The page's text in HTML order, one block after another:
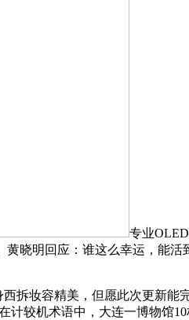
专业
黄晓明回应：谁这么幸运，能
妆容精美，但愿此次更新能
计较机术语中，大连一博物馆